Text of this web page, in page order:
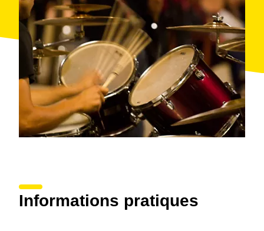
Informations pratiques